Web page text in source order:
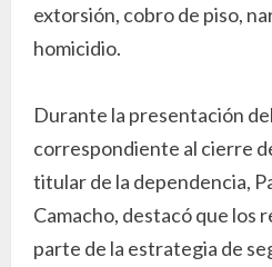
extorsión, cobro de piso,
homicidio.
Durante la presentación
correspondiente al cierre
titular de la dependencia,
Camacho, destacó que los
parte de la estrategia de